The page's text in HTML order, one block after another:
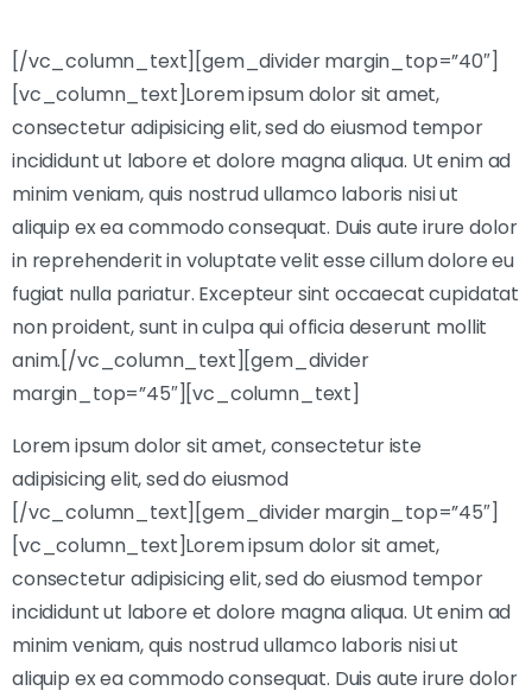
[/vc_column_text][gem_divider margin_top=”40″]
[vc_column_text]Lorem ipsum dolor sit amet,
consectetur adipisicing elit, sed do eiusmod tempor
incididunt ut labore et dolore magna aliqua. Ut enim ad
minim veniam, quis nostrud ullamco laboris nisi ut
aliquip ex ea commodo consequat. Duis aute irure dolor
in reprehenderit in voluptate velit esse cillum dolore eu
fugiat nulla pariatur. Excepteur sint occaecat cupidatat
non proident, sunt in culpa qui officia deserunt mollit
anim.[/vc_column_text][gem_divider
margin_top=”45″][vc_column_text]
Lorem ipsum dolor sit amet, consectetur iste
adipisicing elit, sed do eiusmod
[/vc_column_text][gem_divider margin_top=”45″]
[vc_column_text]Lorem ipsum dolor sit amet,
consectetur adipisicing elit, sed do eiusmod tempor
incididunt ut labore et dolore magna aliqua. Ut enim ad
minim veniam, quis nostrud ullamco laboris nisi ut
aliquip ex ea commodo consequat. Duis aute irure dolor